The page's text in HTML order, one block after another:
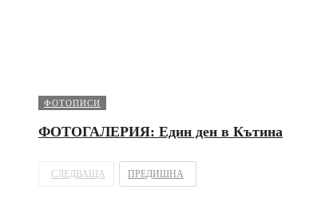
ФОТОПИСИ
ФОТОГАЛЕРИЯ: Един ден в Кътина
СЛЕДВАЩА ПРЕДИШНА